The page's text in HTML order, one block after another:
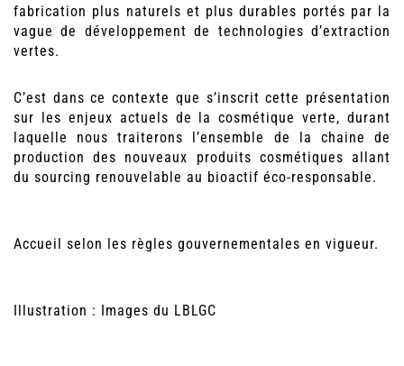
fabrication plus naturels et plus durables portés par la
vague de développement de technologies d’extraction
vertes.
C’est dans ce contexte que s’inscrit cette présentation
sur les enjeux actuels de la cosmétique verte, durant
laquelle nous traiterons l’ensemble de la chaine de
production des nouveaux produits cosmétiques allant
du sourcing renouvelable au bioactif éco-responsable.
Accueil selon les règles gouvernementales en vigueur.
Illustration : Images du LBLGC